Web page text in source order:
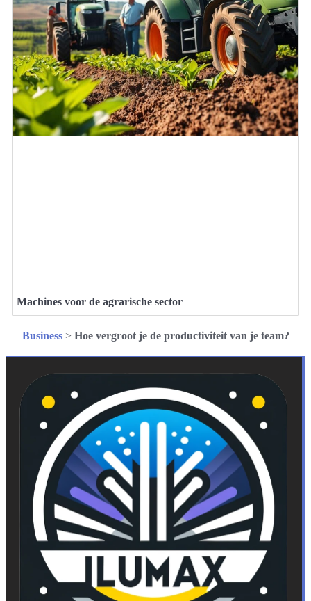
Machines voor de agrarische sector
Business> Hoe vergroot je de productiviteit van je team?